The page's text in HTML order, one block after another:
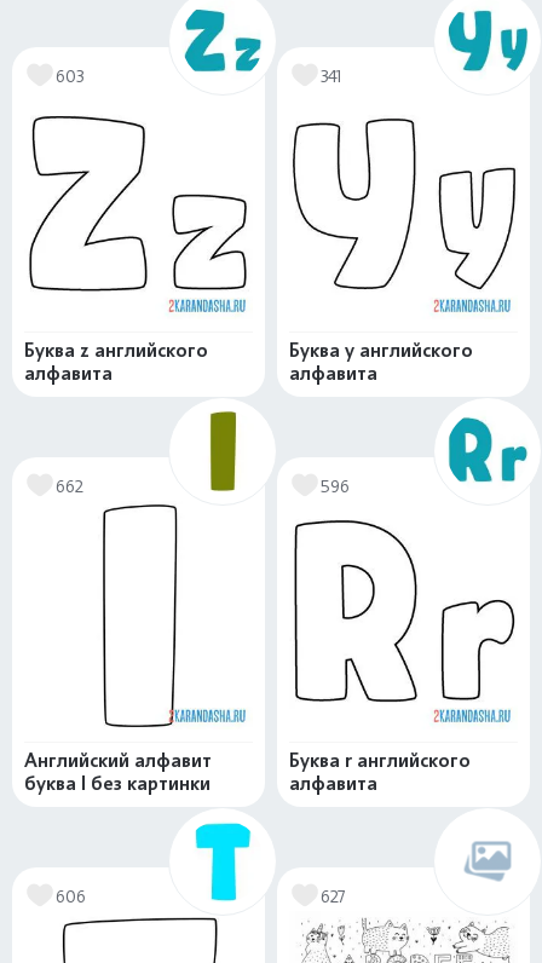
603
Буква z английского
алфавита
341
Буква y английского
алфавита
662
Английский алфавит
буква I без картинки
596
Буква r английского
алфавита
606 627